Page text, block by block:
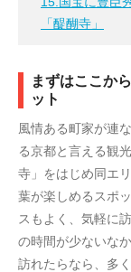
「醍醐寺」
まずはここか
ット
風情ある町家が連
る京都と言える観
寺」をはじめ同エ
葉が楽しめるスポ
スもよく、気軽に
の時間が少ないな
訪れたらなら、多